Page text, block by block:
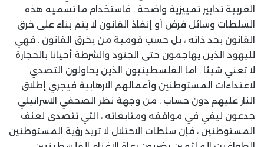
الغربية تدابير تمييزية واضحة . فاستخدام ما تسميه هذه
السلطات وسائل فرض أو إنفاذ القانون لا يتم بناء على خرق
القانون بحد ذاته ، بل حسب قومية من يخرق القانون . فهي
لليهود الذين يهاجمون حتى الجنود والشرطة أحيانا بالحجارة
لا تعني شيئا . اما الفلسطينيون الذين يحاولون التصدي
لاعتداءات المستوطنين وأعمالهم الارهابية فيجري إطلاق
النار عليهم دون حساب . من وجهة نظر الصحفي الاسرائيلي
جدعون ليفي في مواقفه ومتابعاته ، التي تتصدى لعنف
المستوطنين ، فإن سلطات الاحتلال لا تريد رؤية المستوطنين